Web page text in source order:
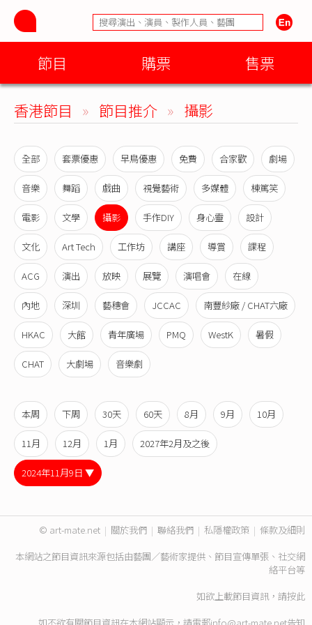
節目 購票 售票
香港節目 » 節目推介 » 攝影
全部 套票優惠 早鳥優惠 免費 合家歡 劇場
音樂 舞蹈 戲曲 視覺藝術 多媒體 棟篤笑
電影 文學 攝影 手作DIY 身心靈 設計
文化 Art Tech 工作坊 講座 導賞 課程
ACG 演出 放映 展覽 演唱會 在線
內地 深圳 藝穗會 JCCAC 南豐紗廠 / CHAT六廠
HKAC 大館 青年廣場 PMQ WestK 暑假
CHAT 大劇場 音樂劇
本周 下周 30天 60天 8月 9月 10月
11月 12月 1月 2027年2月及之後
2024年11月9日 ▼
© art-mate.net | 關於我們 | 聯絡我們 | 私隱權政策 | 條款及細則
本網站之節目資訊來源包括由藝團／藝術家提供、節目宣傳單張、社交網
絡平台等
如欲上載節目資訊，請按此